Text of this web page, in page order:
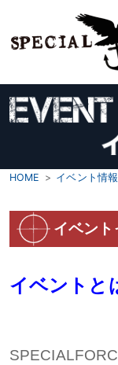
HOME イベント情報
イベント
イベントと